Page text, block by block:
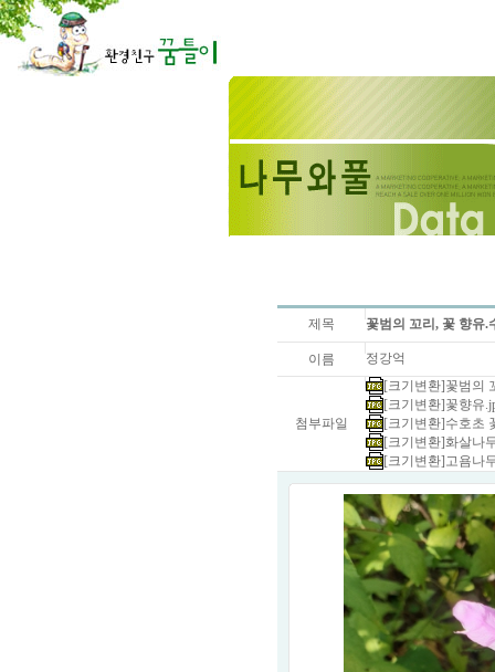
제목 꽃범의 꼬리, 꽃 향유.
이름 정강억
첨부파일
[크기변환]꽃범의
[크기변환]꽃향유
[크기변환]수호초
[크기변환]화살나
[크기변환]고욤나